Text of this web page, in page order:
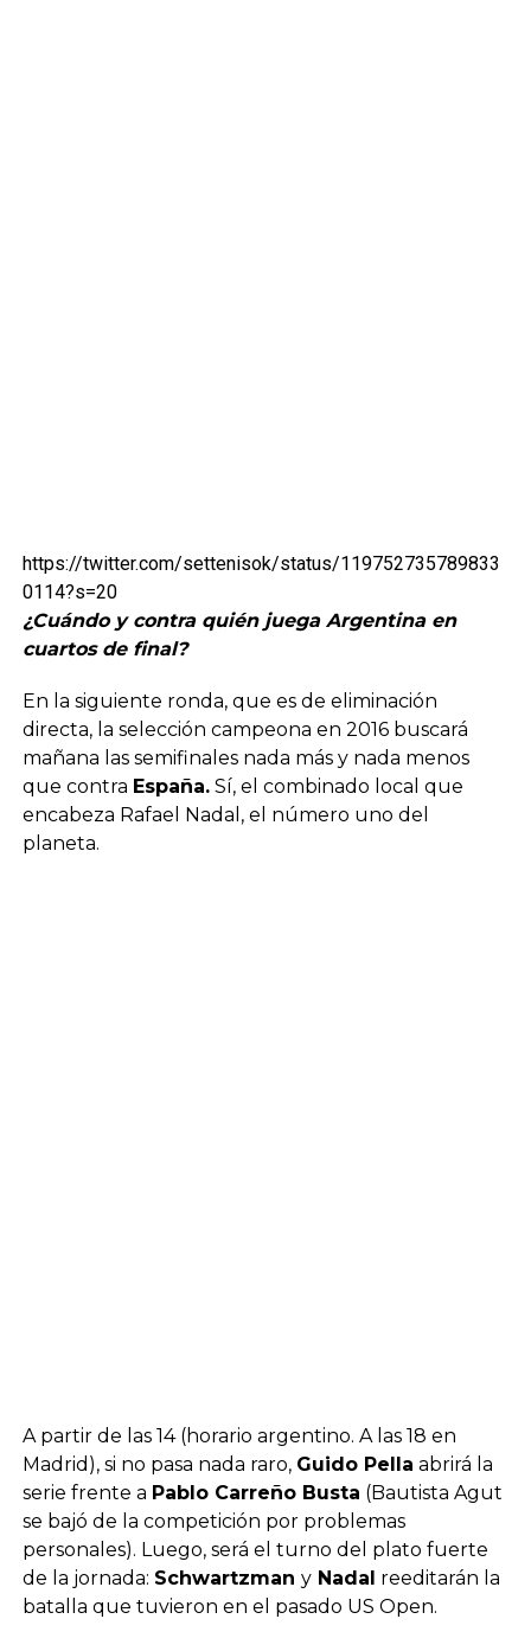
https://twitter.com/settenisok/status/119752735789833
0114?s=20
¿Cuándo y contra quién juega Argentina en
cuartos de final?
En la siguiente ronda, que es de eliminación
directa, la selección campeona en 2016 buscará
mañana las semifinales nada más y nada menos
que contra España.Sí, el combinado local que
encabeza Rafael Nadal, el número uno del
planeta.
A partir de las 14 (horario argentino. A las 18 en
Madrid), si no pasa nada raro, Guido Pella abrirá la
serie frente a Pablo Carreño Busta (Bautista Agut
se bajó de la competición por problemas
personales). Luego, será el turno del plato fuerte
de la jornada: Schwartzman yNadal reeditarán la
batalla que tuvieron en el pasado US Open.